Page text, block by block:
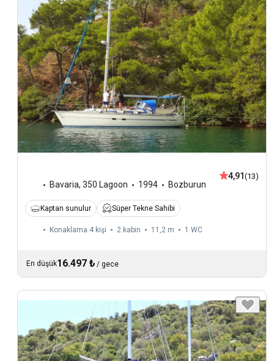
Bavaria, 350 Lagoon 1994 Bozburun
4,91 (13)
Kaptan sunulur Süper Tekne Sahibi
Konaklama 4 kişi 2 kabin 11,2 m 1 WC
En düşük16.497 ₺ / gece